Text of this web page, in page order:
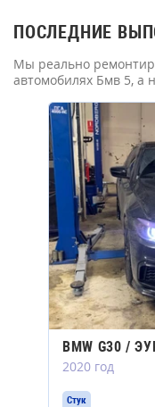
ПОСЛЕДНИЕ
Мы реально
автомобилях Бмв 5, а
BMW G30 /
2020 год
Стук